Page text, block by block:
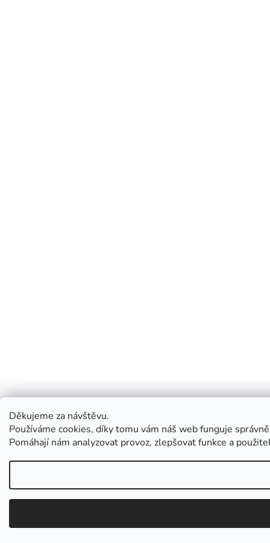
Děkujeme za návštěvu.
Používáme cookies, díky tomu vám náš web funguje
Pomáhají nám analyzovat provoz, zlepšovat funkce a